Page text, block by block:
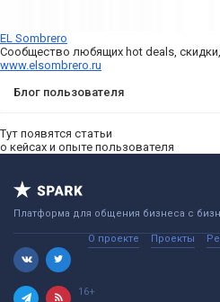
EL Sombrero
Сообщество любящих hot deals,
www.elsombrero.ru
Блог пользователя
Тут появятся статьи
о кейсах и опыте пользователя
Платформа для общения бизнеса с
О проекте Проекты
16+